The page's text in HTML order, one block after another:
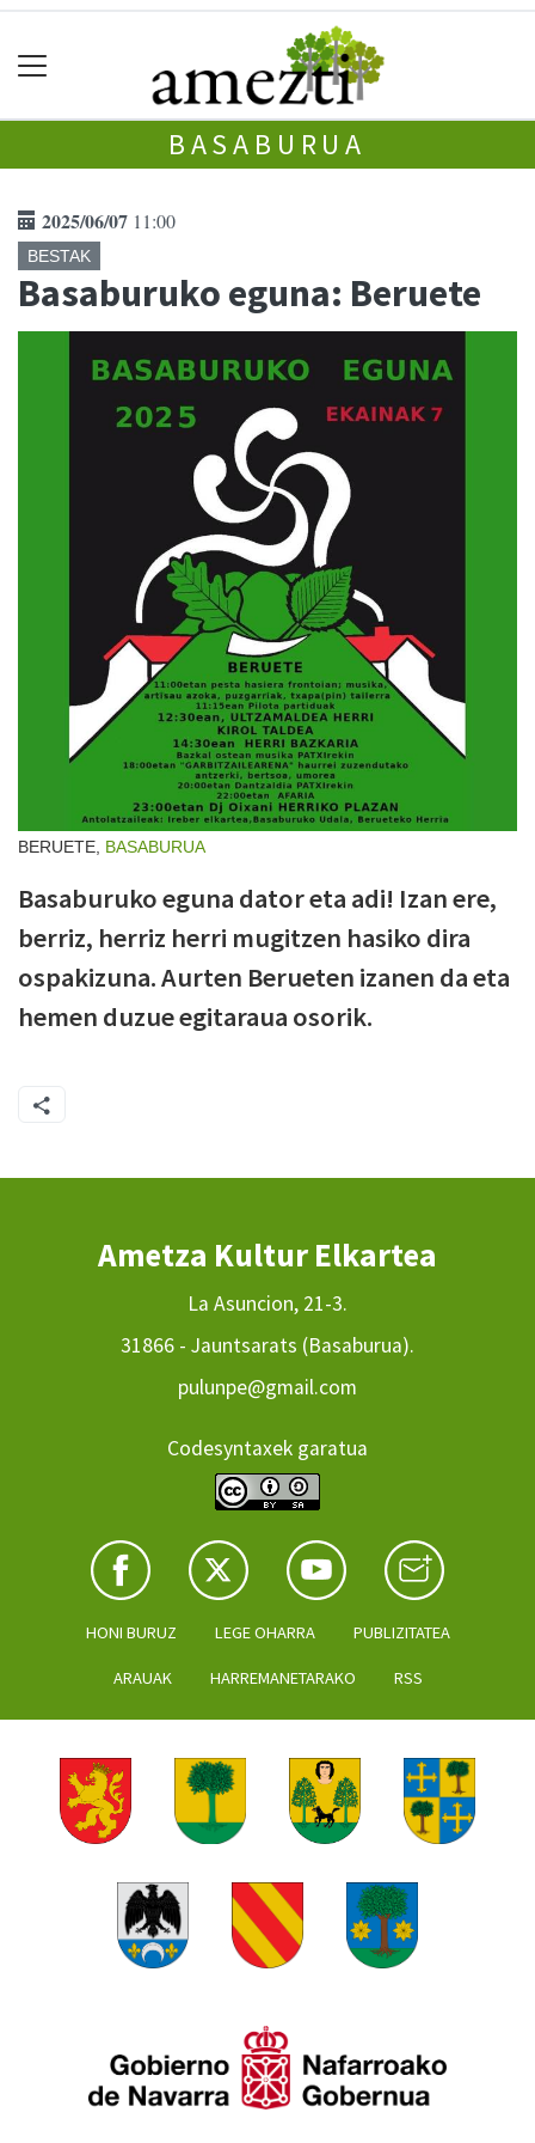
BASABURUA
2025/06/07 11:00
BESTAK
Basaburuko eguna: Beruete
BERUETE, BASABURUA
Basaburuko eguna dator eta adi! Izan ere,
berriz, herriz herri mugitzen hasiko dira
ospakizuna. Aurten Berueten izanen da eta
hemen duzue egitaraua osorik.
Ametza Kultur Elkartea
La Asuncion, 21-3.
31866 - Jauntsarats (Basaburua).
pulunpe@gmail.com
Codesyntaxek garatua
HONI BURUZ LEGE OHARRA PUBLIZITATEA
ARAUAK HARREMANETARAKO RSS